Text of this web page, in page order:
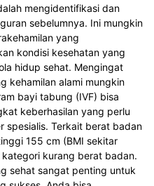
mengidentifikasi dan
sebelumnya. Ini mungkin
yang
kondisi kesehatan yang
hidup sehat. Mengingat
kehamilan alami mungkin
bayi tabung (IVF) bisa
keberhasilan yang perlu
spesialis. Terkait berat badan
155 cm (BMI sekitar
kurang berat badan.
sehat sangat penting untuk